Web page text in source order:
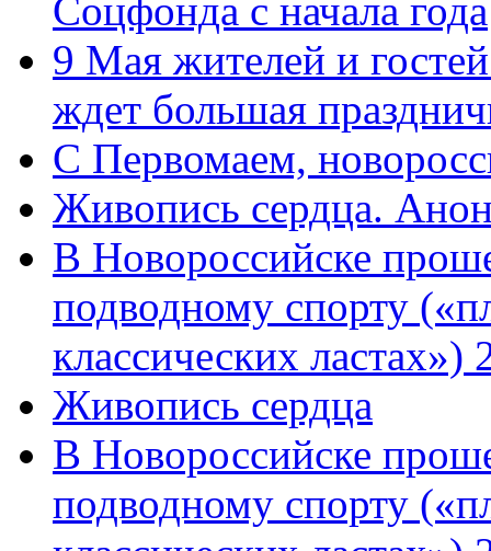
Соцфонда с начала года
9 Мая жителей и
ждет большая
C Первомаем,
Живопись сердца.
В Новороссийске
подводному спорту
классических
Живопись сердца
В Новороссийске
подводному спорту